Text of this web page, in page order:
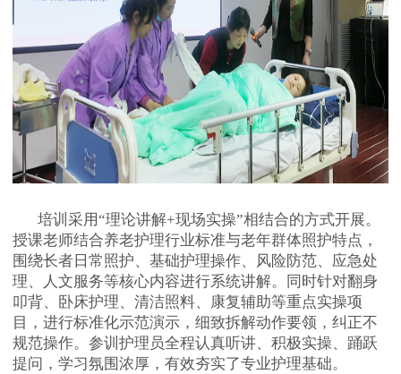
培训采用“理论讲解+现场实操”相结合的方式开展。
授课老师结合养老护理行业标准与老年群体照护特点，
围绕长者日常照护、基础护理操作、风险防范、应急处
理、人文服务等核心内容进行系统讲解。同时针对翻身
叩背、卧床护理、清洁照料、康复辅助等重点实操项
目，进行标准化示范演示，细致拆解动作要领，纠正不
规范操作。参训护理员全程认真听讲、积极实操、踊跃
提问，学习氛围浓厚，有效夯实了专业护理基础。